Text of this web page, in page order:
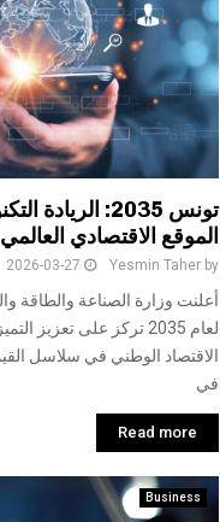
تونس 2035:
الموقع الاقتصادي العالمي
by
Yesmin Taher
2026-03-27
أعلنت وزارة الصناعة والطاقة
لعام 2035 تركز على تعزيز
الاقتصاد الوطني في سلاسل
في
Read more
Business